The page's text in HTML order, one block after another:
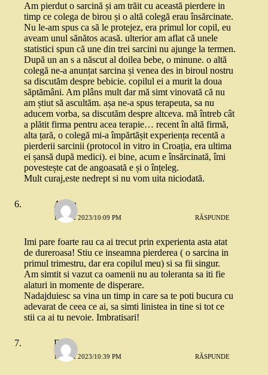
Am pierdut o sarcină și am trăit cu această pierdere in
timp ce colega de birou și o altă colegă erau însărcinate.
Nu le-am spus ca să le protejez, era primul lor copil, eu
aveam unul sănătos acasă. ulterior am aflat că unele
statistici spun că une din trei sarcini nu ajunge la termen.
După un an s a născut al doilea bebe, o minune. o altă
colegă ne-a anunțat sarcina și venea des in biroul nostru
sa discutăm despre bebicie. copilul ei a murit la doua
săptămâni. Am plâns mult dar mă simt vinovată că nu
am știut să ascultăm. așa ne-a spus terapeuta, sa nu
aducem vorba, sa discutăm despre altceva. mă întreb cât
a plătit firma pentru acea terapie… recent în altă firmă,
alta țară, o colegă mi-a împărtășit experiența recentă a
pierderii sarcinii (protocol in vitro in Croația, era ultima
ei șansă după medici). ei bine, acum e însărcinată, îmi
povestește cat de angoasată e și o înțeleg.
Mult curaj,este nedrept si nu vom uita niciodată.
Alexa
10 MAI 2023/10:09 PM RĂSPUNDE
Imi pare foarte rau ca ai trecut prin experienta asta atat
de dureroasa! Stiu ce inseamna pierderea ( o sarcina in
primul trimestru, dar era copilul meu) si sa fii singur.
Am simtit si vazut ca oamenii nu au toleranta sa iti fie
alaturi in momente de disperare.
Nadajduiesc sa vina un timp in care sa te poti bucura cu
adevarat de ceea ce ai, sa simti linistea in tine si tot ce
stii ca ai tu nevoie. Imbratisari!
Delia
10 MAI 2023/10:39 PM RĂSPUNDE